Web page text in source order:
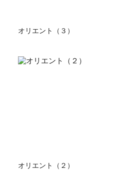
オリエント（３）
オリエント（２）